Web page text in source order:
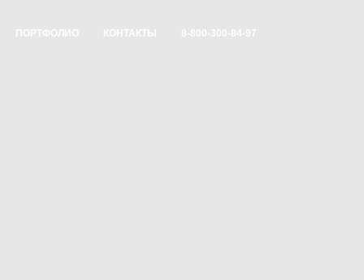
ПОРТФОЛИО КОНТАКТЫ 8-800-300-84-97